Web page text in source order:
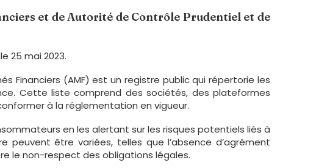
et de Autorité de Contrôle Prudentiel et de
25 mai 2023.
Financiers (AMF) est un registre public qui répertorie les
Cette liste comprend des sociétés, des plateformes
à la réglementation en vigueur.
en les alertant sur les risques potentiels liés à
être variées, telles que l’absence d’agrément
le non-respect des obligations légales.